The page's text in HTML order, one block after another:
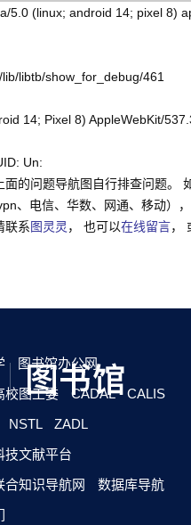
5.0 (linux; android 14; pixel 8)
libtb/show_for_debug/461
14; Pixel 8) AppleWebKit/
Un:
的问题导航图自行排查问题。
、电信、华数、网通、移动）
联系图灵灵 ， 也可以在线留言，
图书馆办公网
校图工委
CADAL
CALIS
NSTL
ZADL
技文献平台
合知识导航网
数据库导航